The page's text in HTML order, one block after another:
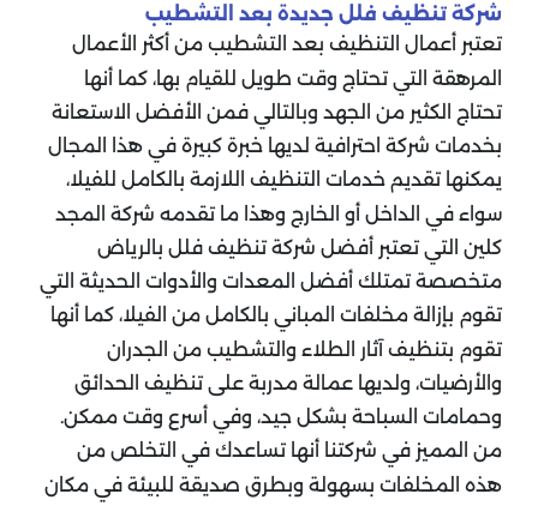
شركة تنظيف فلل جديدة بعد التشطيب
تعتبر أعمال التنظيف بعد التشطيب من أكثر الأعمال
المرهقة التي تحتاج وقت طويل للقيام بها، كما أنها
تحتاج الكثير من الجهد وبالتالي فمن الأفضل الاستعانة
بخدمات شركة احترافية لديها خبرة كبيرة في هذا المجال
يمكنها تقديم خدمات التنظيف اللازمة بالكامل للفيلا،
سواء في الداخل أو الخارج وهذا ما تقدمه شركة المجد
كلين التي تعتبر أفضل شركة تنظيف فلل بالرياض
متخصصة تمتلك أفضل المعدات والأدوات الحديثة التي
تقوم بإزالة مخلفات المباني بالكامل من الفيلا، كما أنها
تقوم بتنظيف آثار الطلاء والتشطيب من الجدران
والأرضيات، ولديها عمالة مدربة على تنظيف الحدائق
وحمامات السباحة بشكل جيد، وفي أسرع وقت ممكن.
من المميز في شركتنا أنها تساعدك في التخلص من
هذه المخلفات بسهولة وبطرق صديقة للبيئة في مكان